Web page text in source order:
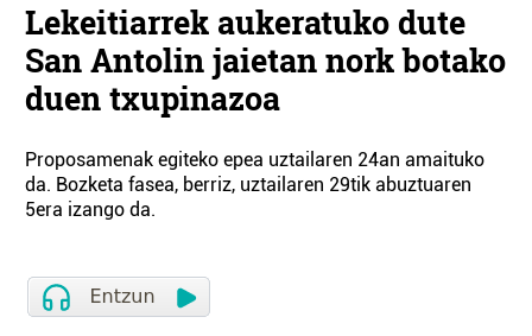
Lekeitiarrek aukeratuko dute
San Antolin jaietan nork botako
duen txupinazoa
Proposamenak egiteko epea uztailaren 24an amaituko
da. Bozketa fasea, berriz, uztailaren 29tik abuztuaren
5era izango da.